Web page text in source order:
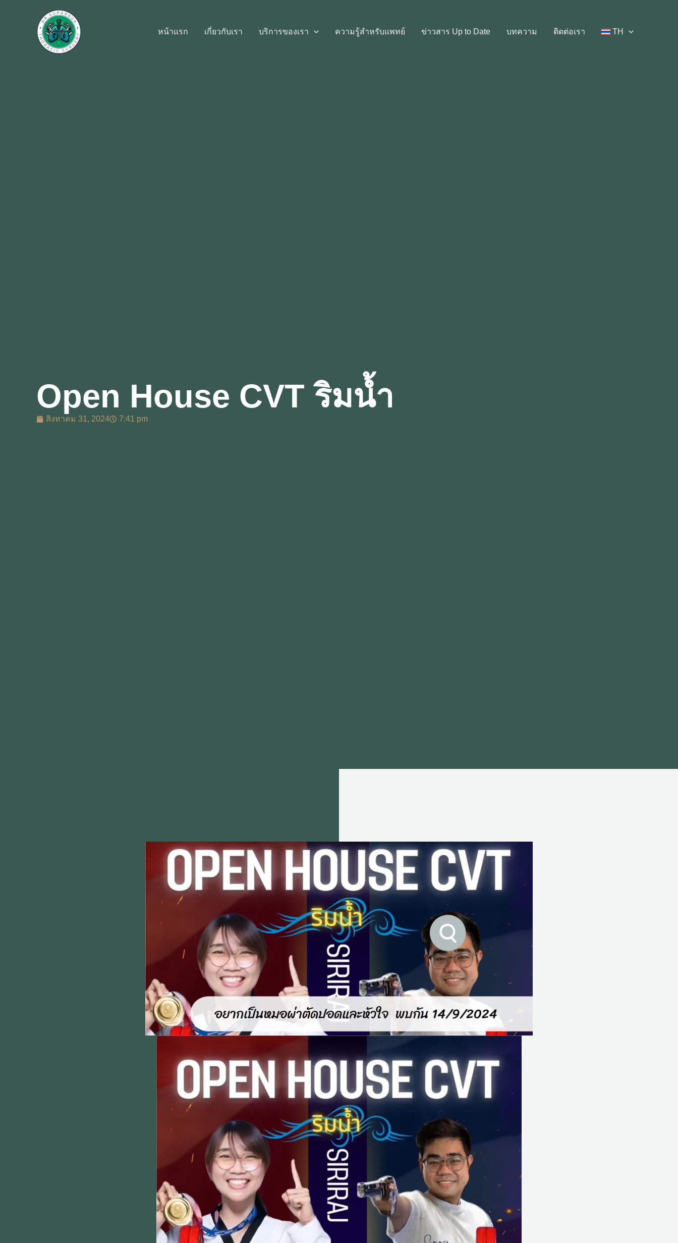
หน้าแรก เกี่ยวกับเรา บริการของเรา ความรู้สำหรับแพทย์ ข่าวสาร Up to Date บทความ ติดต่อเรา TH
Open House CVT ริมน้ำ
สิงหาคม 31, 2024 7:41 pm